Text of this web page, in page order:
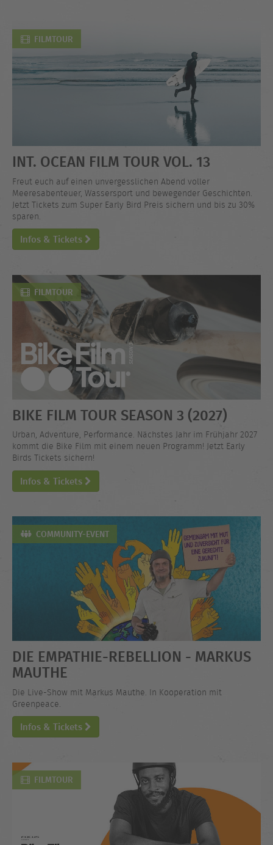
FILMTOUR
INT. OCEAN FILM TOUR VOL. 13
Freut euch auf einen unvergesslichen Abend voller
Meeresabenteuer, Wassersport und bewegender Geschichten.
Jetzt Tickets zum Super Early Bird Preis sichern und bis zu 30%
sparen.
Infos & Tickets
FILMTOUR
BIKE FILM TOUR SEASON 3 (2027)
Urban, Adventure, Performance. Nächstes Jahr im Frühjahr 2027
kommt die Bike Film mit einem neuen Programm! Jetzt Early
Birds Tickets sichern!
Infos & Tickets
COMMUNITY-EVENT
DIE EMPATHIE-REBELLION - MARKUS
MAUTHE
Die Live-Show mit Markus Mauthe. In Kooperation mit
Greenpeace.
Infos & Tickets
FILMTOUR